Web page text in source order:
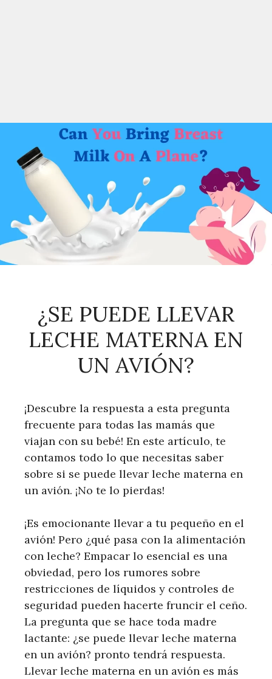
¿SE PUEDE LLEVAR
LECHE MATERNA EN
UN AVIÓN?
¡Descubre la respuesta a esta pregunta
frecuente para todas las mamás que
viajan con su bebé! En este artículo, te
contamos todo lo que necesitas saber
sobre si se puede llevar leche materna en
un avión. ¡No te lo pierdas!
¡Es emocionante llevar a tu pequeño en el
avión! Pero ¿qué pasa con la alimentación
con leche? Empacar lo esencial es una
obviedad, pero los rumores sobre
restricciones de líquidos y controles de
seguridad pueden hacerte fruncir el ceño.
La pregunta que se hace toda madre
lactante: ¿se puede llevar leche materna
en un avión? pronto tendrá respuesta.
Llevar leche materna en un avión es más